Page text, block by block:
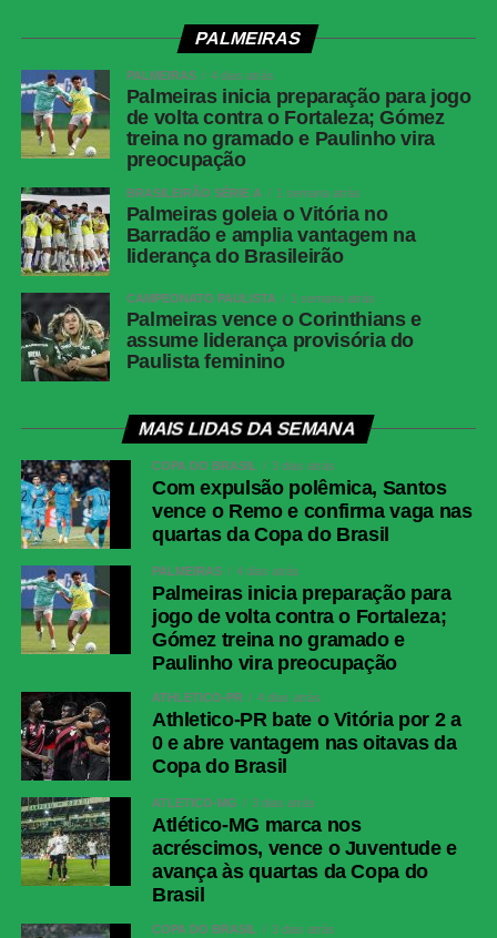
PALMEIRAS
PALMEIRAS 4 dias atrás
Palmeiras inicia preparação para jogo
de volta contra o Fortaleza; Gómez
treina no gramado e Paulinho vira
preocupação
BRASILEIRÃO SÉRIE A 1 semana atrás
Palmeiras goleia o Vitória no
Barradão e amplia vantagem na
liderança do Brasileirão
CAMPEONATO PAULISTA 1 semana atrás
Palmeiras vence o Corinthians e
assume liderança provisória do
Paulista feminino
MAIS LIDAS DA SEMANA
COPA DO BRASIL 3 dias atrás
Com expulsão polêmica, Santos
vence o Remo e confirma vaga nas
quartas da Copa do Brasil
PALMEIRAS 4 dias atrás
Palmeiras inicia preparação para
jogo de volta contra o Fortaleza;
Gómez treina no gramado e
Paulinho vira preocupação
ATHLETICO-PR 4 dias atrás
Athletico-PR bate o Vitória por 2 a
0 e abre vantagem nas oitavas da
Copa do Brasil
ATLÉTICO-MG 3 dias atrás
Atlético-MG marca nos
acréscimos, vence o Juventude e
avança às quartas da Copa do
Brasil
COPA DO BRASIL 3 dias atrás